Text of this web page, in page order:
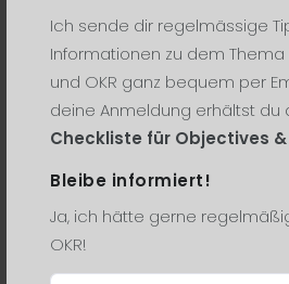
Ich sende dir regelmässige
Informationen zu dem Thema
und OKR ganz bequem per
deine Anmeldung erhältst du
Checkliste für Objectives &
Bleibe informiert!
Ja, ich hätte gerne
OKR!
living transformation
management manifest
masterclass medien
menschen messen
methoden metriken
microsoft mitarbeiter